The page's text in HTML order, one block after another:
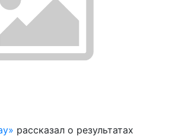
рассказал о результатах